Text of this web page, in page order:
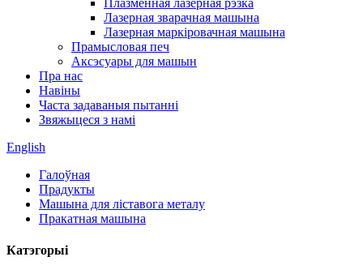
Плазменная лазерная рэзка
Лазерная зварачная машына
Лазерная маркіровачная машына
Прамысловая печ
Аксэсуары для машын
Пра нас
Навіны
Часта задаваныя пытанні
Звяжыцеся з намі
English
Галоўная
Прадукты
Машына для ліставога металу
Пракатная машына
Катэгорыі